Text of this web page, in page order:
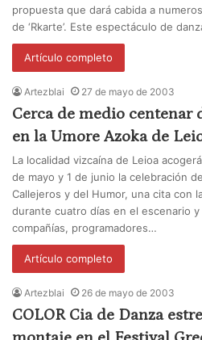
propuesta que dará cabida a
de ‘Rkarte’. Este espectáculo de
Artículo completo
Artezblai 27 de mayo de 2003
Cerca de medio centenar
en la Umore Azoka de
La localidad vizcaína de Leioa
de mayo y 1 de junio la celebración
Callejeros y del Humor, una cita con
durante cuatro días en el escenario
compañías, programadores…
Artículo completo
Artezblai 26 de mayo de 2003
COLOR Cia de Danza